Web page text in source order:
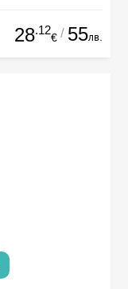
28.12
€ / 55лв.